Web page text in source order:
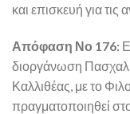
και επισκευή για
Απόφαση Νο 176:
διοργάνωση
Καλλιθέας, με το
πραγματοποιηθεί